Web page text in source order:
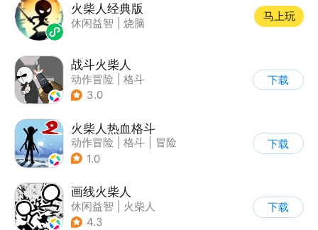
火柴人经典版
休闲益智 烧脑
马上玩
战斗火柴人
动作冒险
格斗
| 横版过关
3.0
下载
火柴人热血格斗
动作冒险 格斗
冒险
| 火柴人
1.0
下载
画线火柴人
休闲益智
火柴人
| DIY
4.3
下载